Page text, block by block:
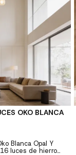
OKO BLANCA
Blanca Opal Y
luces de hierro